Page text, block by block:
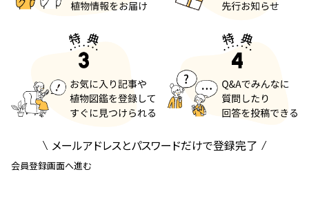
メールアドレスとパスワードだけで登録完了
会員登録画面へ進む